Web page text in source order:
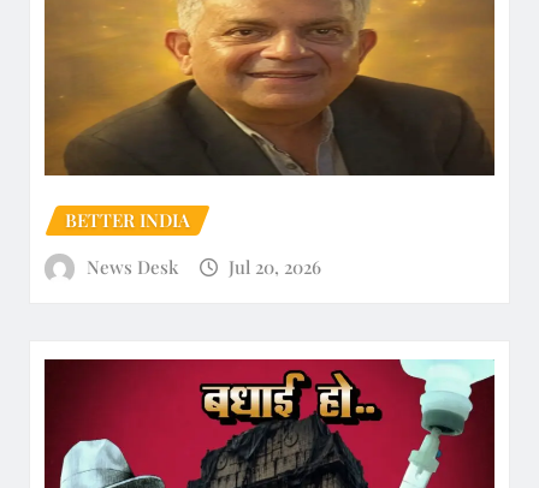
BETTER INDIA
News Desk
Jul 20, 2026